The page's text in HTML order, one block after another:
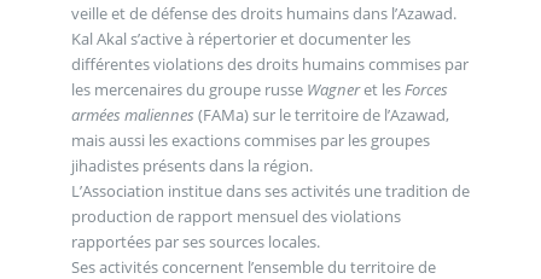
veille et de défense des droits humains dans l’Azawad.
Kal Akal s’active à répertorier et documenter les
différentes violations des droits humains commises par
les mercenaires du groupe russe Wagneret lesForces
armées maliennes (FAMa) sur le territoire de l’Azawad,
mais aussi les exactions commises par les groupes
jihadistes présents dans la région.
L’Association institue dans ses activités une tradition de
production de rapport mensuel des violations
rapportées par ses sources locales.
Ses activités concernent l’ensemble du territoire de